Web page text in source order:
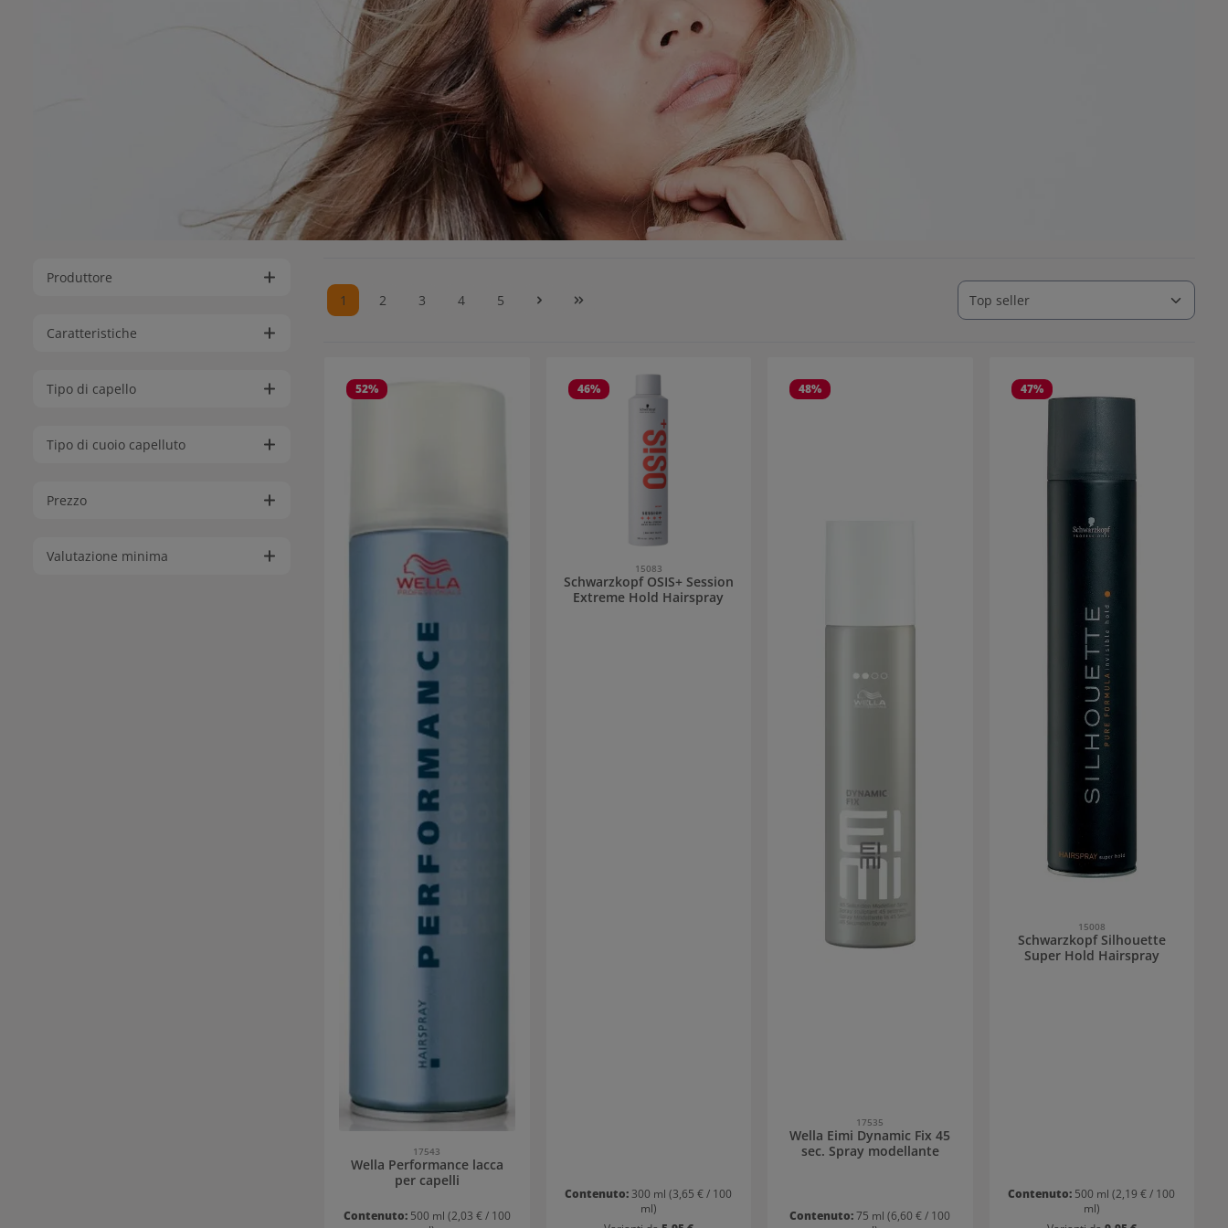
Produttore
Caratteristiche
Tipo di capello
Tipo di cuoio capelluto
Prezzo
Valutazione minima
Pagina
1 Pagina
2 Pagina
3 Pagina
4 Pagina
5
52%
17543
Wella Performance lacca
per capelli
Contenuto: 500 ml (2,03 € / 100
46%
15083
Schwarzkopf OSIS+ Session
Extreme Hold Hairspray
Contenuto: 300 ml(3,65 € / 100
ml)
48%
17535
Wella Eimi Dynamic Fix 45
sec. Spray modellante
Contenuto:75 ml(6,60 € / 100
47%
15008
Schwarzkopf Silhouette
Super Hold Hairspray
Contenuto: 500 ml(2,19 € / 100
ml)